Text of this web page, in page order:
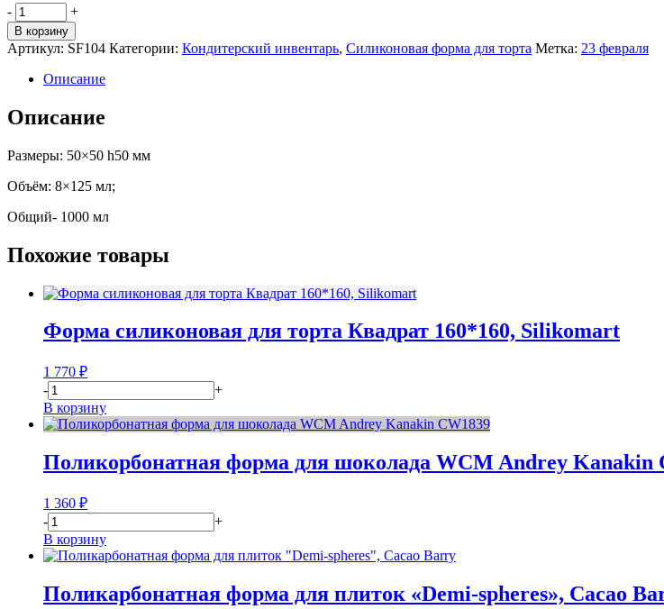
Количество
товара
Силиконовая
форма
Куб
SF104,
Silikomart
- +
В корзину
Артикул: SF104 Категории: Кондитерский инвентарь, Силиконовая форма для торта Метка: 23 февраля
Описание
Описание
Размеры: 50×50 h50 мм
Объём: 8×125 мл;
Общий- 1000 мл
Похожие товары
Форма силиконовая для торта Квадрат 160*160, Silikomart
1 770 ₽
-
+
В корзину
Поликорбонатная форма для шоколада WCM Andrey Kanakin
1 360 ₽
-
+
В корзину
Поликарбонатная форма для плиток «Demi-spheres», Cacao